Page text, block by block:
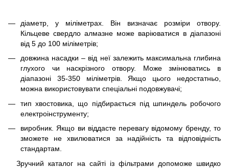
діаметр, у міліметрах. Він визначає розміри отвору.
Кільцеве свердло алмазне може варіюватися в діапазоні
від 5 до 100 міліметрів;
довжина насадки – від неї залежить максимальна глибина
глухого чи наскрізного отвору. Може змінюватись в
діапазоні 35-350 міліметрів. Якщо цього недостатньо,
можна використовувати спеціальні подовжувачі;
тип хвостовика, що підбирається під шпиндель робочого
електроінструменту;
виробник. Якщо ви віддасте перевагу відомому бренду, то
зможете не хвилюватися за надійність та відповідність
стандартам.
Зручний каталог на сайті із фільтрами допоможе швидко